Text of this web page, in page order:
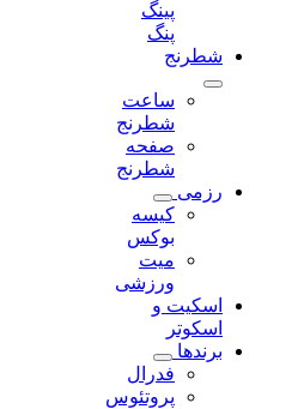
شطرنج
ساعت
شطرنج
صفحه
شطرنج
رزمی
کیسه
بوکس
میت
ورزشی
اسکیت و
اسکوتر
برندها
فدرال
پروتئوس